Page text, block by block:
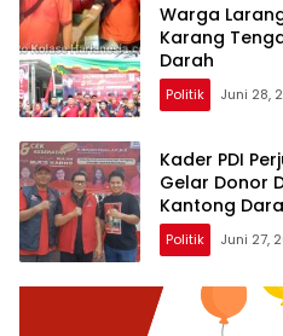
Warga
Karang
Darah
Politik Juni 28,
Kader PDI
Gelar Donor
Kantong
Politik Juni 27,